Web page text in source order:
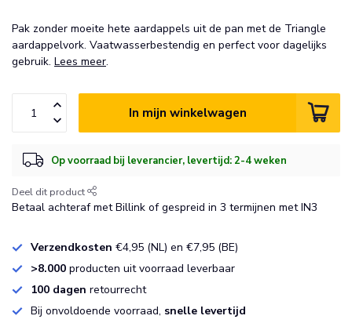
Pak zonder moeite hete aardappels uit de pan met de Triangle
aardappelvork. Vaatwasserbestendig en perfect voor dagelijks
gebruik. Lees meer.
In mijn winkelwagen
Op voorraad bij leverancier, levertijd: 2-4 weken
Deel dit product
Betaal achteraf met Billink of gespreid in 3 termijnen met IN3
Verzendkosten €4,95 (NL) en €7,95 (BE)
>8.000 producten uit voorraad leverbaar
100 dagen retourrecht
Bij onvoldoende voorraad, snelle levertijd